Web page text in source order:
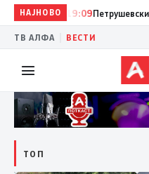
НАЈНОВО19:09Петрушевски:
ТВ АЛФА ВЕСТИ
ТОП